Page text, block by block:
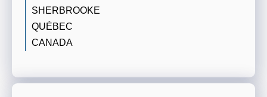
SHERBROOKE
QUÉBEC
CANADA